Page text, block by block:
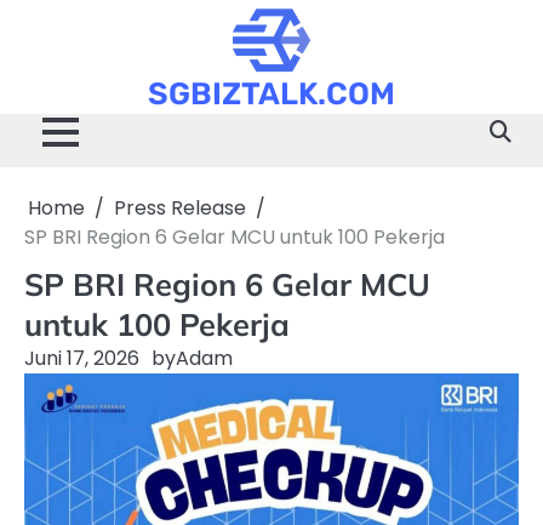
SGBIZTALK.COM
Home
Press Release
SP BRI Region 6 Gelar MCU untuk 100 Pekerja
SP BRI Region 6 Gelar MCU
untuk 100 Pekerja
Juni 17, 2026 byAdam